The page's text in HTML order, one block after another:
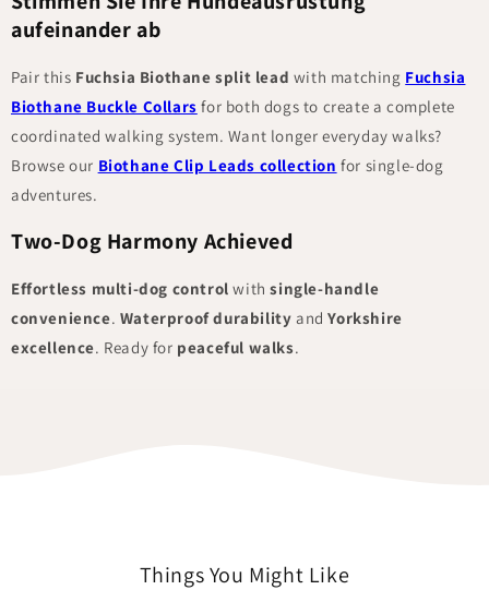
aufeinander ab
Pair this Fuchsia Biothane split lead with matching Fuchsia
Biothane Buckle Collars for both dogs to create a complete
coordinated walking system. Want longer everyday walks?
Browse our Biothane Clip Leads collection for single-dog
adventures.
Two-Dog Harmony Achieved
Effortless multi-dog control with single-handle
convenience. Waterproof durability and Yorkshire
excellence. Ready for peaceful walks.
Things You Might Like